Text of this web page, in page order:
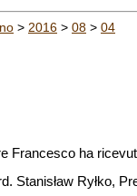
> 2016 > 08 > 04
Francesco ha
Stanisław Ryłko,